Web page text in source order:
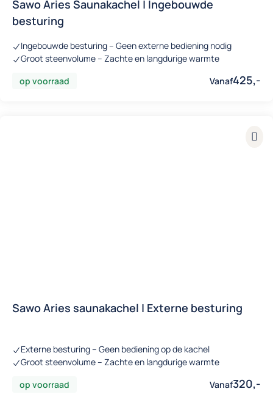
Sawo Aries Saunakachel | Ingebouwde
besturing
Ingebouwde besturing – Geen externe bediening nodig
Groot steenvolume – Zachte en langdurige warmte
op voorraad
Vanaf425,-
Sawo Aries saunakachel | Externe besturing
Externe besturing – Geen bediening op de kachel
Groot steenvolume – Zachte en langdurige warmte
op voorraad
Vanaf320,-